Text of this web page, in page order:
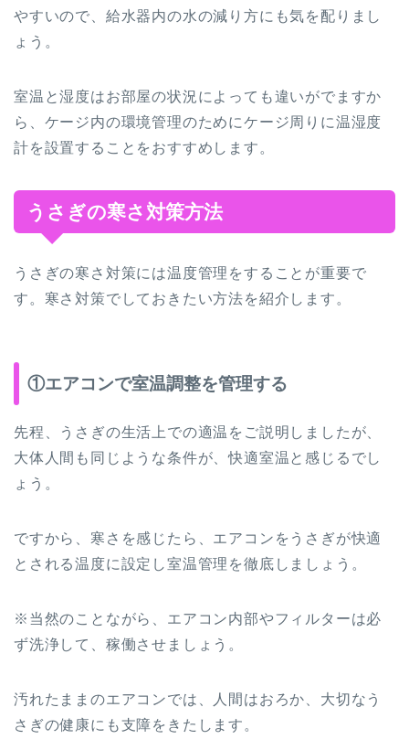
やすいので、給水器内の水の減り方にも気を配りまし
ょう。
室温と湿度はお部屋の状況によっても違いがでますか
ら、ケージ内の環境管理のためにケージ周りに温湿度
計を設置することをおすすめします。
うさぎの寒さ対策方法
うさぎの寒さ対策には温度管理をすることが重要で
す。寒さ対策でしておきたい方法を紹介します。
①エアコンで室温調整を管理する
先程、うさぎの生活上での適温をご説明しましたが、
大体人間も同じような条件が、快適室温と感じるでし
ょう。
ですから、寒さを感じたら、エアコンをうさぎが快適
とされる温度に設定し室温管理を徹底しましょう。
※当然のことながら、エアコン内部やフィルターは必
ず洗浄して、稼働させましょう。
汚れたままのエアコンでは、人間はおろか、大切なう
さぎの健康にも支障をきたします。